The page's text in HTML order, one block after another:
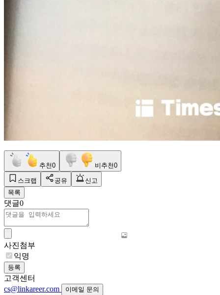
추천0 비추천0
스크랩 공유
신고
목록
댓글0
사진첨부
익명
등록
고객센터
cs@linkareer.com
이메일 문의